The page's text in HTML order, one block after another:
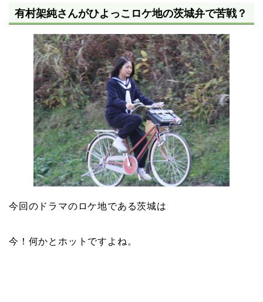
有村架純さんがひよっこロケ地の茨城弁で苦戦？
今回のドラマのロケ地である茨城は
今！何かとホットですよね。